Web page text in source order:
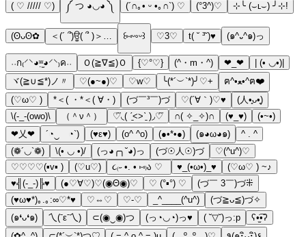
( ♡ ///// ♡) ༼ つ ◕◡◕ ༽ (´∩｡• ᵕ •｡∩`) ♡ (°3^)♡ ⊹╰ (⌣ʟ⌣) ╯⊹!
(ʘᴗʘ✿ ＜(´ ՞)ਊ( ՞ )＞… ꒰⑅ᵕ༚ᵕ꒱ ♡3♡ t( ˘ ³˘)♥ (๑^᎑^๑)っ
˓˓ก₍⸍⸌◕ʷ̣̫◕⸍⸌₎ค˒˒ Ｏ(≧∇≦)Ｏ {♡°♡} (^・m・^) ❤_❤
| (• ◡•)|
ヾ(≧∪≦*)ノ〃
♡(●~●)♡ ♡w♡ ╰(*´︶`*)╯♡+
ฅ^•ﻌ•^ฅ❤️
(♡ω♡ )
*＜( ・*＜( ∀・) (づ￣³￣)づ ♡(´∀｀)♡♥
(人•͈ᴗ•͈)
\(-_-(owo)\
（＾ν＾） ♡⃛◟( ˊ̱˂˃ˋ̱ )◞♡⃛ ∩( ✧_✧)∩ (♥_♥)
(•~•)
❤乂❤
´◔‿ゝ◔`) (♥ε♥) (o^ ^o) (●•*•●) (๑◕ω◕๑)
^ . ^
(❁´◡`❁)
\(• ◡ •)/ (っ◕╭╮˘◕)っ (づ☉人☉)づ
♡(^u^)♡
♡♡♡♡(▪v▪ )
(♡u♡) ૮₍˶ •. • ⑅₎ა ♡ ♥️_(•ω•)_♥️
(♡ω♡ ) ~♪
♥╣(-_-)╠♥
(●♡∀♡)♡(◉Θ◉)♡ ♡ (°▪°) ♡
(づ￣ 3￣)づ⁜
(♥ω♥*)｡.｡:∞♡*♥
♡⇔♡ ♡-♡ _^____(^u^)
(づ≧ᴗ≦)づ✧
(๑❛ᴗ❛๑)
乀(ˉεˉ乀) ⊂(◉‿◉)つ (っ◔◡◔)っ♥ ( ˘▽˘)っ:p
ʕ•̫͡•ʔ